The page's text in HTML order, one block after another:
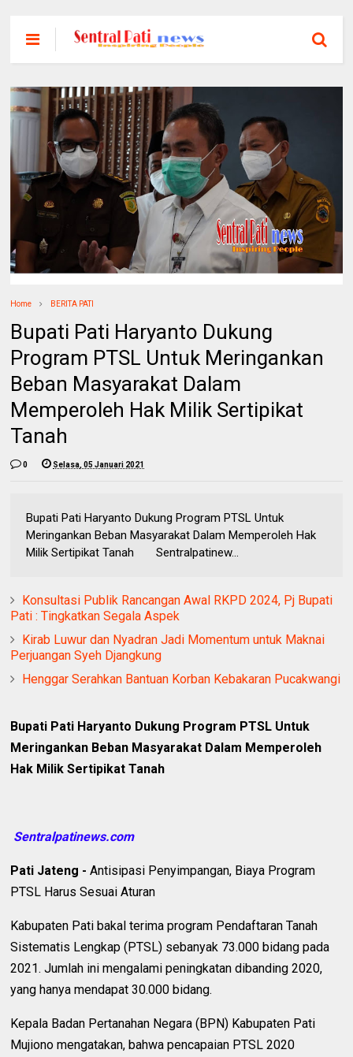
Home BERITA PATI
Bupati Pati Haryanto Dukung
Program PTSL Untuk Meringankan
Beban Masyarakat Dalam
Memperoleh Hak Milik Sertipikat
Tanah
0 Selasa, 05 Januari 2021
Bupati Pati Haryanto Dukung Program PTSL Untuk
Meringankan Beban Masyarakat Dalam Memperoleh Hak
Milik Sertipikat Tanah Sentralpatinew...
Konsultasi Publik Rancangan Awal RKPD 2024, Pj Bupati
Pati : Tingkatkan Segala Aspek
Kirab Luwur dan Nyadran Jadi Momentum untuk Maknai
Perjuangan Syeh Djangkung
Henggar Serahkan Bantuan Korban Kebakaran Pucakwangi
Bupati Pati Haryanto Dukung Program PTSL Untuk
Meringankan Beban Masyarakat Dalam Memperoleh
Hak Milik Sertipikat Tanah
Sentralpatinews.com
Pati Jateng - Antisipasi Penyimpangan, Biaya Program
PTSL Harus Sesuai Aturan
Kabupaten Pati bakal terima program Pendaftaran Tanah
Sistematis Lengkap (PTSL) sebanyak 73.000 bidang pada
2021. Jumlah ini mengalami peningkatan dibanding 2020,
yang hanya mendapat 30.000 bidang.
Kepala Badan Pertanahan Negara (BPN) Kabupaten Pati
Mujiono mengatakan, bahwa pencapaian PTSL 2020